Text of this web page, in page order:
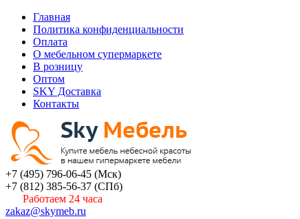
Главная
Политика конфиденциальности
Оплата
О мебельном супермаркете
В розницу
Оптом
SKY Доставка
Контакты
+7 (495) 796-06-45 (Мск)
+7 (812) 385-56-37 (СПб)
Работаем 24 часа
zakaz@skymeb.ru